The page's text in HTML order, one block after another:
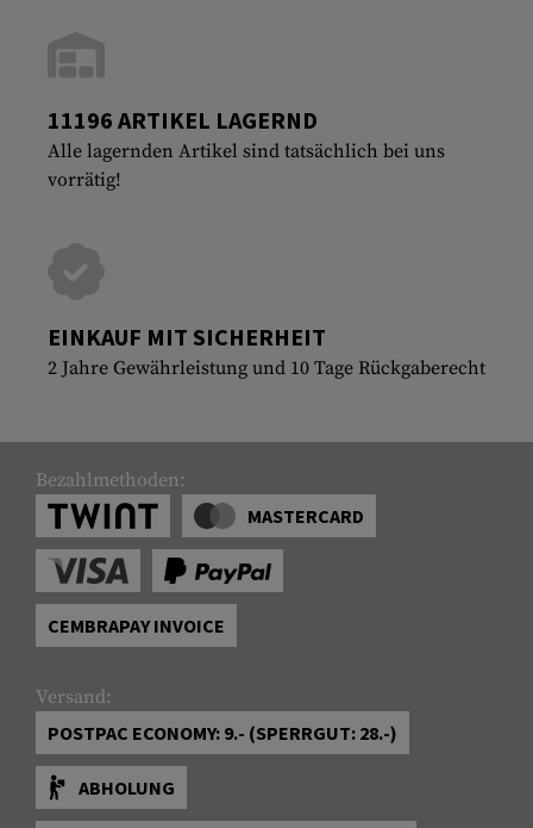
11196 ARTIKEL LAGERND
Alle lagernden Artikel sind tatsächlich bei uns
vorrätig!
EINKAUF MIT SICHERHEIT
2 Jahre Gewährleistung und 10 Tage Rückgaberecht
Bezahlmethoden:
MASTERCARD
CEMBRAPAY INVOICE
Versand:
POSTPAC ECONOMY: 9.- (SPERRGUT: 28.-)
ABHOLUNG